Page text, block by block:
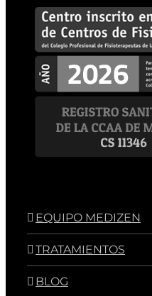
EQUIPO MEDIZEN
TRATAMIENTOS
BLOG